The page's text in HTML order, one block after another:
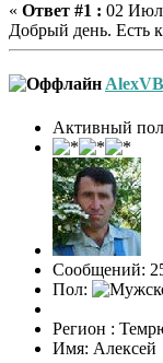
« Ответ #1 : 02
Добрый день. Есть
AlexVB
Активный
Сообщений:
Пол:
Регион :
Имя: Алексей